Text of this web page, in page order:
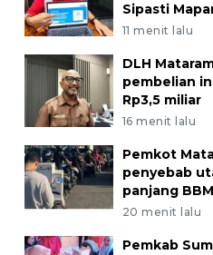
Sipasti
11 menit lalu
DLH
pembelian
Rp3,5 miliar
16 menit lalu
Pemkot
penyebab
panjang BBM
20 menit lalu
Pemkab